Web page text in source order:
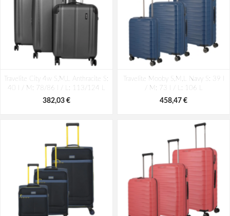
Travelite City 4w S,M,L Anthracite S:
40 l / M: 78/86 l / L: 113/124 L
382,03 €
Travelite Mooby S,M,L Navy S: 39 l
/ M: 73 l / L: 106 L
458,47 €